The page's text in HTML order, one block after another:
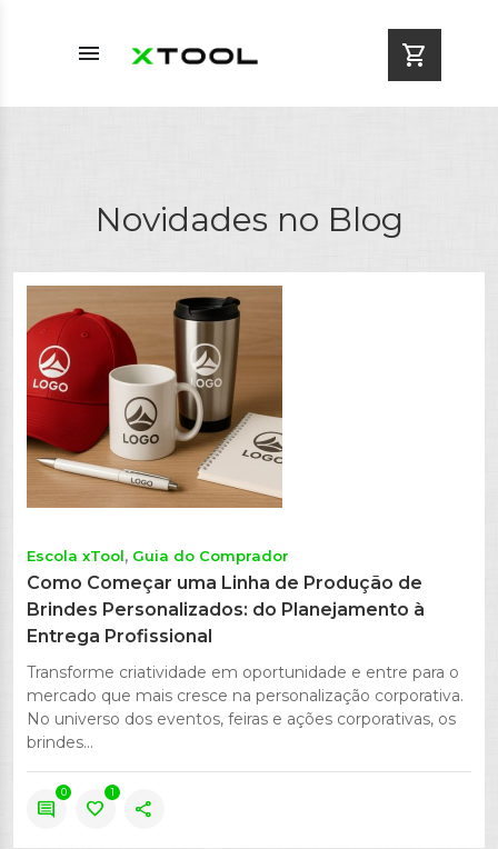
menu shopping_cart
Novidades no Blog
Escola xTool Guia do Comprador
Como Começar uma Linha de Produção de
Brindes Personalizados: do Planejamento à
Entrega Profissional
Transforme criatividade em oportunidade e entre para o
mercado que mais cresce na personalização corporativa.
No universo dos eventos, feiras e ações corporativas, os
brindes...
comment
0
favorite
1
share